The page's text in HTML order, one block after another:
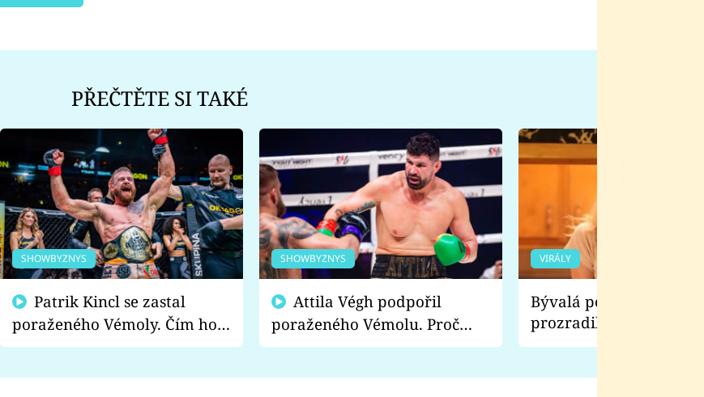
PŘEČTĚTE SI TAKÉ
SHOWBYZNYS
poraženého Vémoly. Čím ho
fanoušci naštvali?
SHOWBYZNYS
poraženého Vémolu. Proč
chce raději zápasit s ním než
VIRÁLY
Bývalá pornoherečka
prozradila, co ji
natáčení Euforie.